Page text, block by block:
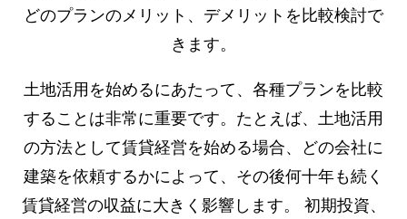
どのプランのメリット、デメリットを比較検討で
きます。
土地活用を始めるにあたって、各種プランを比較
することは非常に重要です。たとえば、土地活用
の方法として賃貸経営を始める場合、どの会社に
建築を依頼するかによって、その後何十年も続く
賃貸経営の収益に大きく影響します。 初期投資、